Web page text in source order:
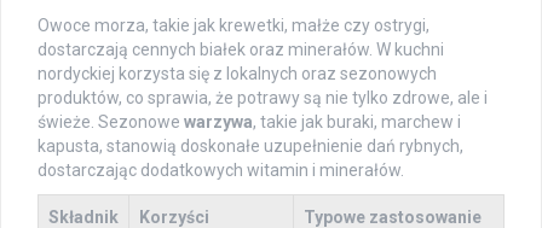
Owoce morza, takie jak krewetki, małże czy ostrygi,
dostarczają cennych białek oraz minerałów. W kuchni
nordyckiej korzysta się z lokalnych oraz sezonowych
produktów, co sprawia, że potrawy są nie tylko zdrowe, ale i
świeże. Sezonowe warzywa, takie jak buraki, marchew i
kapusta, stanowią doskonałe uzupełnienie dań rybnych,
dostarczając dodatkowych witamin i minerałów.
Składnik
Korzyści
Typowe zastosowanie